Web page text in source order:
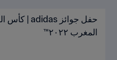
المغرب ٢٠٢٢™